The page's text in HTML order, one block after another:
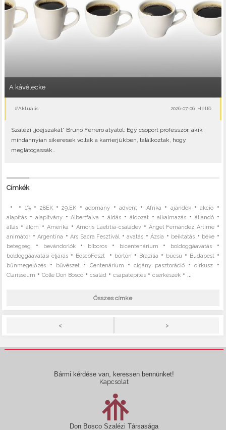
A kávélecke
#Aktuális 2026-07-06, Hétfő
Szalézi „jóéjszakát” Bruno Ferrero atyától: Egy csoport professzor, akik
mindannyian sikeresek voltak a karrierjükben, találkoztak, hogy
meglátogassák..
Címkék
• • 1%• 28EK•29.EK •adomány •advent • Afrika • ajándék•akció •
alapítás • alapítvány•Albertfalva •áldás • áldozat •alkalmazás • állandó•
állás •álom • Amerika • Amoris Laetitia-családév •Ángel Fernández Artime•
animátor •Argentína •Ars Sacra Fesztivál •avatás •Ázsia • beiktatás • béke •
betegség • bevándorlók• bíboros • bicentenárium • boldoggáavatás•
boldoggáavatási eljárás • BoscoFeszt • börtön • Brazília • búcsú • Budapest •
bűnmegelőzés • bűvészet • Centenárium •cigány pasztoráció•cirkusz •
Clarisseum •Colle Don Bosco •család •csapatépítés •cserkészek • ...
Összes címke
< >
Bármi kérdése van, keressen bennünket!
Kapcsolat
Don Bosco Szalézi Társasága